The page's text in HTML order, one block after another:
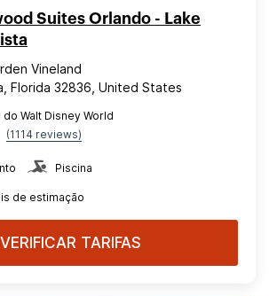
Suites Orlando - Lake
Vineland
Florida 32836, United States
do Walt Disney World
(1114 reviews)
Piscina
de estimação
VERIFICAR TARIFAS